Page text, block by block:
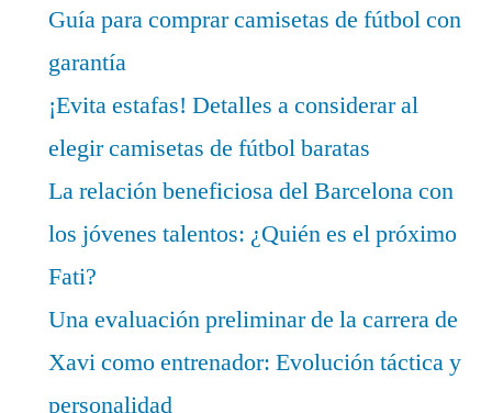
Guía para comprar camisetas de fútbol con
garantía
¡Evita estafas! Detalles a considerar al
elegir camisetas de fútbol baratas
La relación beneficiosa del Barcelona con
los jóvenes talentos: ¿Quién es el próximo
Fati?
Una evaluación preliminar de la carrera de
Xavi como entrenador: Evolución táctica y
personalidad